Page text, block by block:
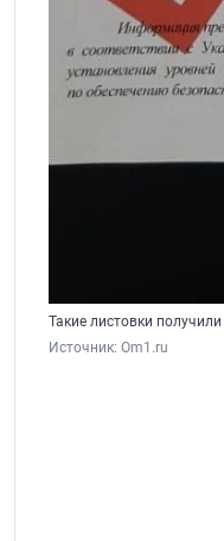
Такие листовки
Источник: Om1.ru